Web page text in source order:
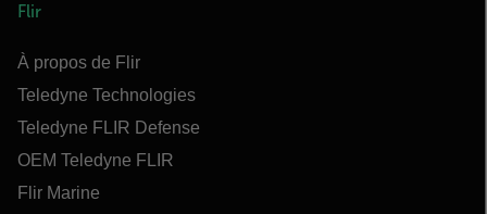
Flir
À propos de Flir
Teledyne Technologies
Teledyne FLIR Defense
OEM Teledyne FLIR
Flir Marine